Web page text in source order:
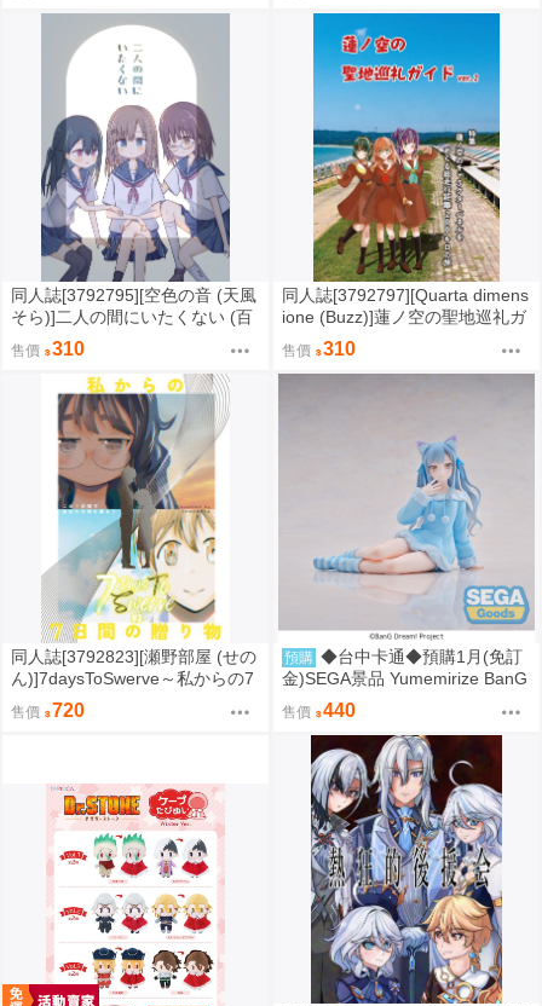
同人誌[3792795][空色の音 (天風
そら)]二人の間にいたくない (百
售價 310
同人誌[3792797][Quarta dimens
ione (Buzz)]蓮ノ空の聖地巡礼ガ
イドvre.2 (蓮之空女學院學園偶
像俱樂部)
售價 310
同人誌[3792823][瀬野部屋 (せの
ん)]7daysToSwerve～私からの7
日間の贈り物～#2 (性轉)
售價 720
預購 ◆台中卡通◆預購1月(免訂
金)SEGA景品 Yumemirize BanG
Dream Ave Mujica 豐川祥子
售價 440